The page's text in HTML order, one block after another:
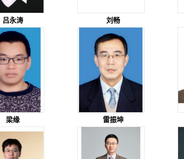
吕永涛 刘畅
梁缘 雷振坤